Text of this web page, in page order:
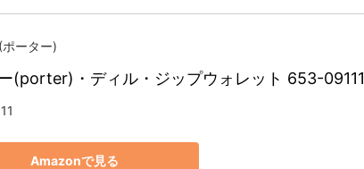
ポーター)
(porter)・ディル・ジップウォレット 653-09111
Amazonで見る